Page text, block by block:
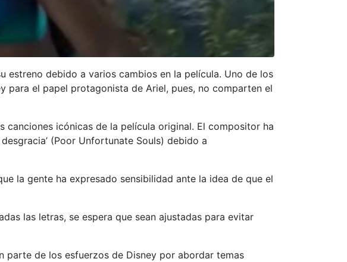
estreno debido a varios cambios en la película. Uno de los
para el papel protagonista de Ariel, pues, no comparten el
canciones icónicas de la película original. El compositor ha
(Poor Unfortunate Souls) debido a
la gente ha expresado sensibilidad ante la idea de que el
las letras, se espera que sean ajustadas para evitar
parte de los esfuerzos de Disney por abordar temas